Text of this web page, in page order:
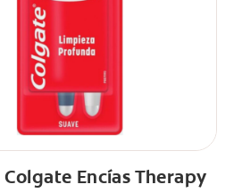
Encías Therapy